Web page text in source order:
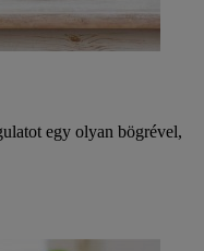
egy olyan bögrével,